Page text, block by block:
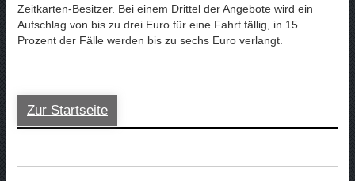
Zeitkarten-Besitzer. Bei einem Drittel der Angebote wird ein
Aufschlag von bis zu drei Euro für eine Fahrt fällig, in 15
Prozent der Fälle werden bis zu sechs Euro verlangt.
Zur Startseite